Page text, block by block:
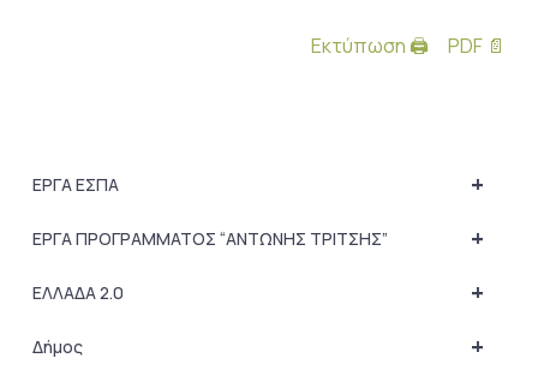
Εκτύπωση 🖨 PDF 📄
+
ΕΡΓΑ ΕΣΠΑ
+
ΕΡΓΑ ΠΡΟΓΡΑΜΜΑΤΟΣ “ΑΝΤΩΝΗΣ ΤΡΙΤΣΗΣ”
+
ΕΛΛΑΔΑ 2.0
+
Δήμος